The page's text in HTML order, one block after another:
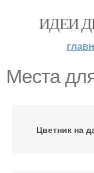
ИДЕИ
Места
Цветник на